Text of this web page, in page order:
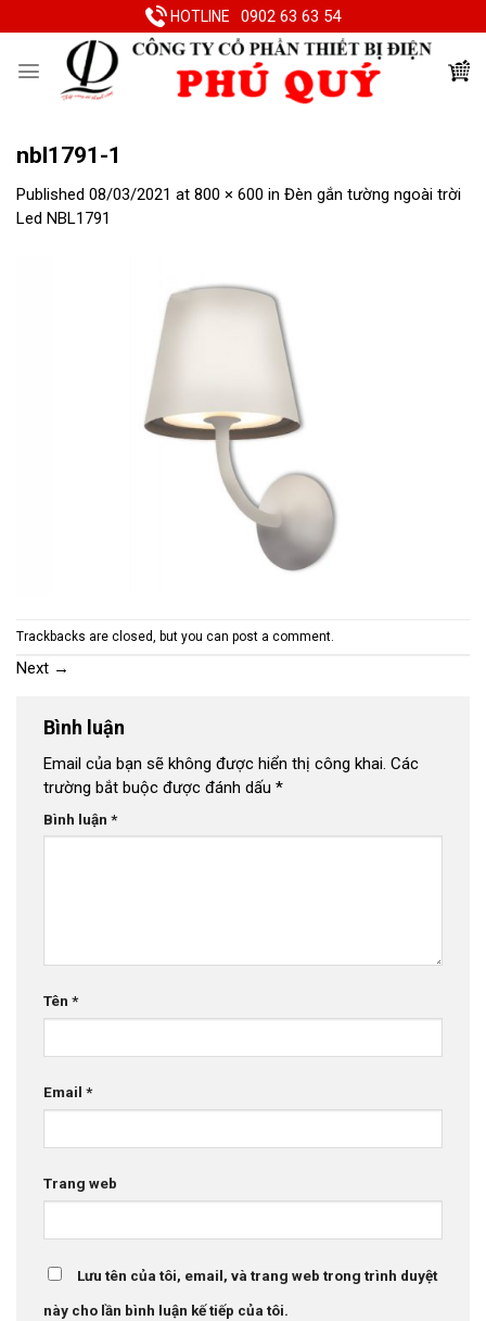
to
HOTLINE 0902 63 63 54
nbl1791-1
Published 08/03/2021 at 800 × 600 in Đèn gắn tường ngoài trời
Led NBL1791
Trackbacks are closed, but you can post a comment.
Next →
Bình luận
Email của bạn sẽ không được hiển thị công khai. Các
trường bắt buộc được đánh dấu *
Bình luận *
Tên *
Email *
Trang web
Lưu tên của tôi, email, và trang web trong trình duyệt
này cho lần bình luận kế tiếp của tôi.